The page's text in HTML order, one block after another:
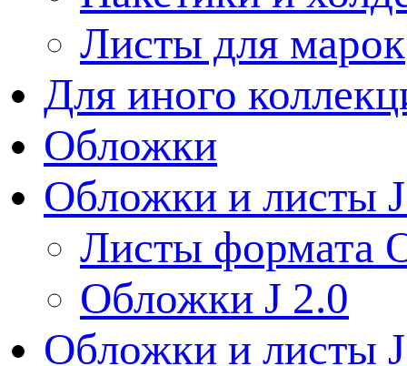
Листы для марок
Для иного
Обложки
Обложки и листы
Листы формата
Обложки J 2.0
Обложки и листы